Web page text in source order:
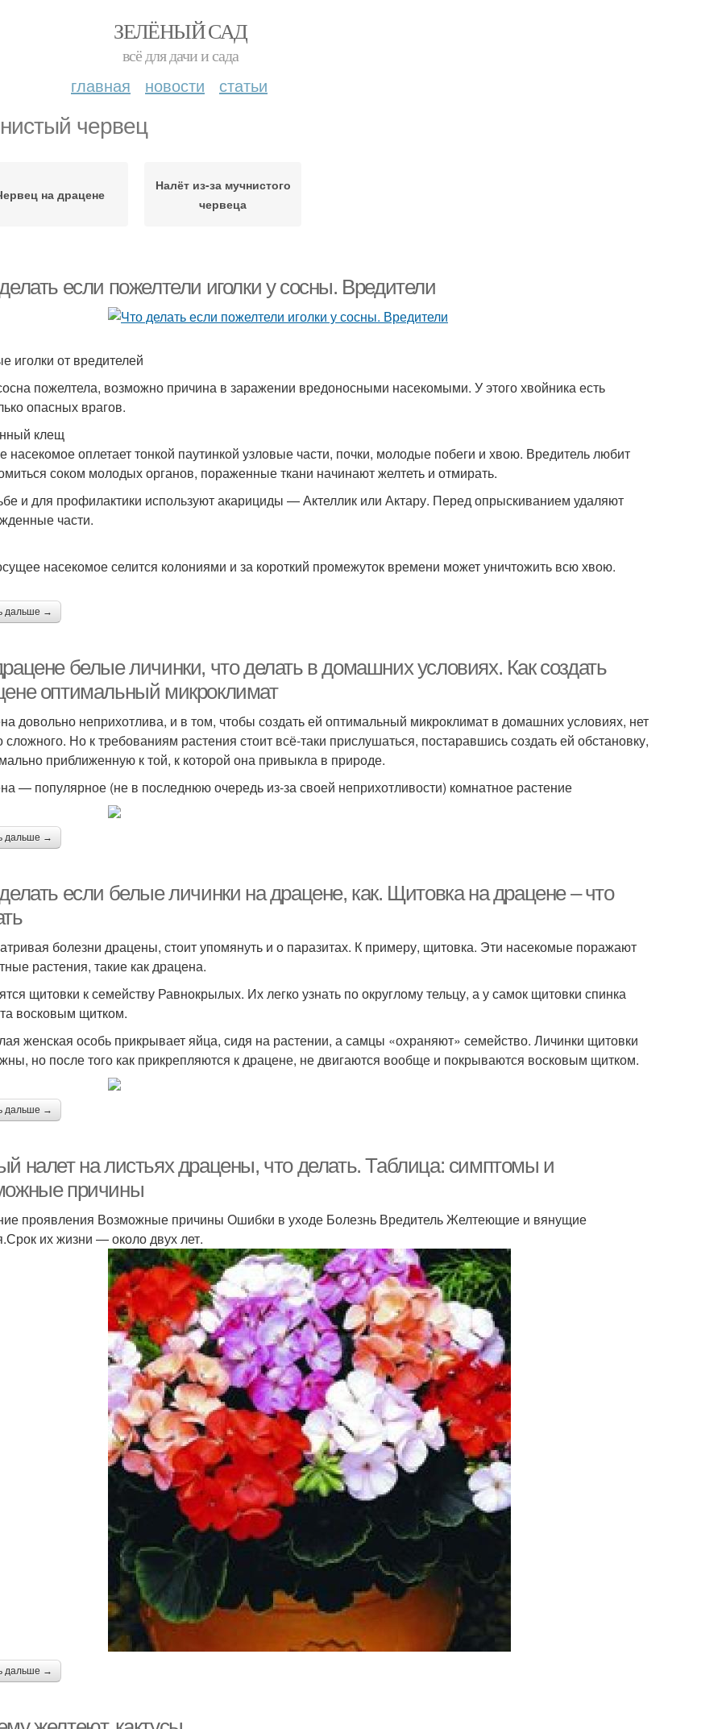
ЗЕЛЁНЫЙ САД
всё для дачи и сада
главная новости статьи
червец
на драцене
Налёт из-за мучнистого
червеца
если пожелтели иголки у сосны. Вредители
иголки от вредителей
пожелтела, возможно причина в заражении вредоносными насекомыми. У этого хвойника есть
опасных врагов.
клещ
насекомое оплетает тонкой паутинкой узловые части, почки, молодые побеги и хвою. Вредитель любит
соком молодых органов, пораженные ткани начинают желтеть и отмирать.
и для профилактики используют акарициды — Актеллик или Актару. Перед опрыскиванием удаляют
части.
насекомое селится колониями и за короткий промежуток времени может уничтожить всю хвою.
дальше →
белые личинки, что делать в домашних условиях. Как создать
оптимальный микроклимат
довольно неприхотлива, и в том, чтобы создать ей оптимальный микроклимат в домашних условиях, нет
сложного. Но к требованиям растения стоит всё-таки прислушаться, постаравшись создать ей обстановку,
приближенную к той, к которой она привыкла в природе.
— популярное (не в последнюю очередь из-за своей неприхотливости) комнатное растение
дальше →
если белые личинки на драцене, как. Щитовка на драцене – что
болезни драцены, стоит упомянуть и о паразитах. К примеру, щитовка. Эти насекомые поражают
растения, такие как драцена.
щитовки к семейству Равнокрылых. Их легко узнать по округлому тельцу, а у самок щитовки спинка
восковым щитком.
женская особь прикрывает яйца, сидя на растении, а самцы «охраняют» семейство. Личинки щитовки
но после того как прикрепляются к драцене, не двигаются вообще и покрываются восковым щитком.
дальше →
налет на листьях драцены, что делать. Таблица: симптомы и
причины
проявления Возможные причины Ошибки в уходе Болезнь Вредитель Желтеющие и вянущие
их жизни — около двух лет.
дальше →